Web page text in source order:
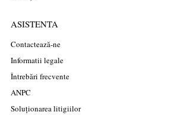
ASISTENTA
Contactează-ne
Informatii legale
Întrebări frecvente
ANPC
Soluționarea litigiilor